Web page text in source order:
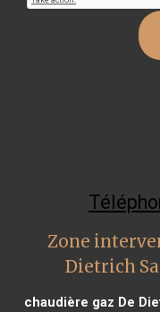
Zone
Dietrich
chaudière gaz De